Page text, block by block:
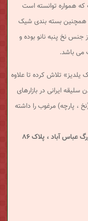
همواره توانسته است
همچنین بسته بندی شیک
نخ پنبه نانو بوده و
می باشد.
یلدیز» تلاش کرده تا علاوه
سلیقه‌ ایرانی در بازارهای
، پارچه) مرغوب را داشته
عباس آباد ، پلاک ۸۶